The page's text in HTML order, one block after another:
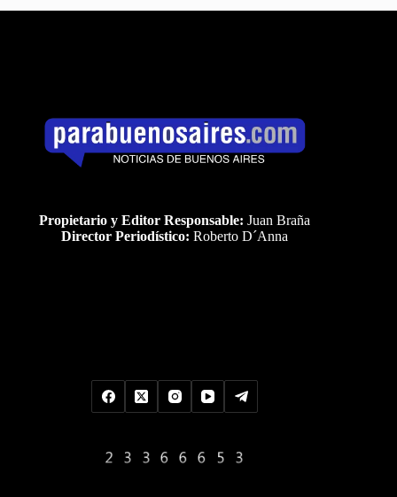
Propietario y Editor Responsable: Juan Braña
Director Periodístico: Roberto D´Anna